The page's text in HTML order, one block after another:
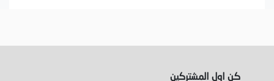
كن اول المشتركين